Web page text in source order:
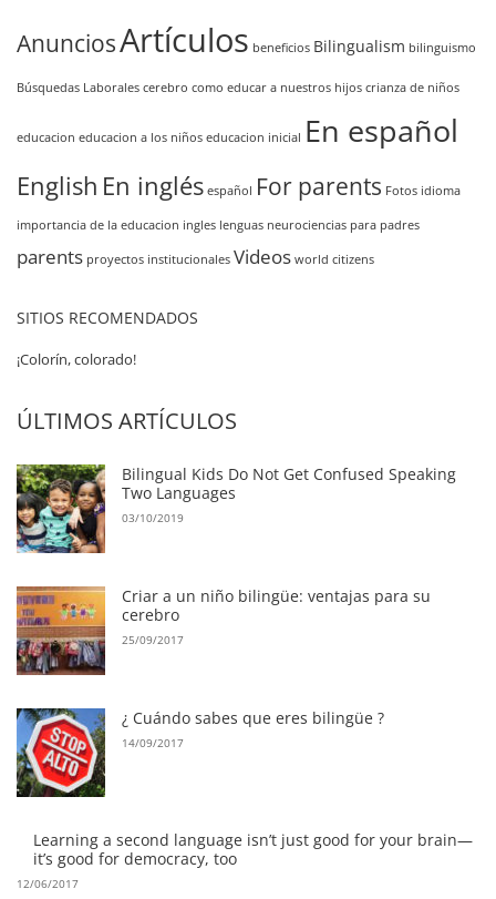
AnunciosArtículos beneficios Bilingualism bilinguismo
Búsquedas Laborales cerebro como educar a nuestros hijos crianza de niños
educacion educacion a los niños educacion inicial En español
English En inglés español For parents Fotos idioma
importancia de la educacion ingles lenguas neurociencias para padres
parents proyectos institucionales Videos world citizens
SITIOS RECOMENDADOS
¡Colorín, colorado!
ÚLTIMOS ARTÍCULOS
Bilingual Kids Do Not Get Confused Speaking
Two Languages
03/10/2019
Criar a un niño bilingüe: ventajas para su
cerebro
25/09/2017
¿ Cuándo sabes que eres bilingüe ?
14/09/2017
Learning a second language isn’t just good for your brain—
it’s good for democracy, too
12/06/2017